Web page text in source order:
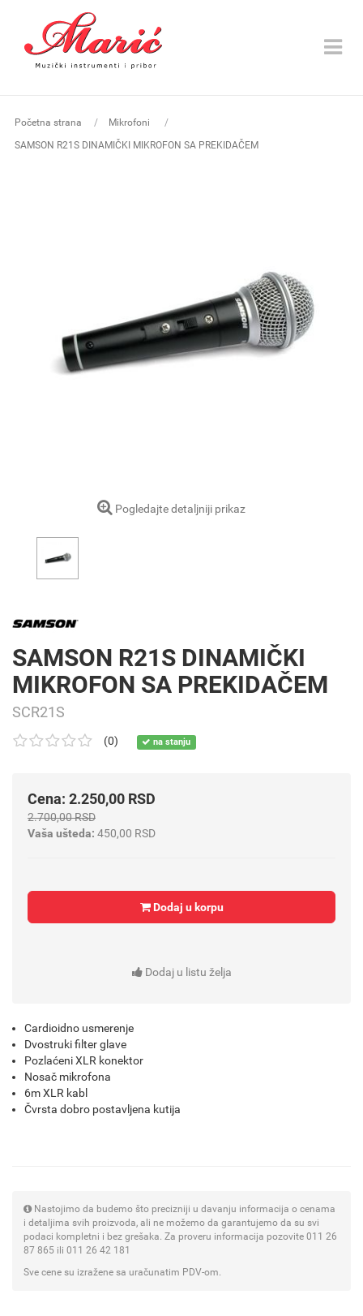
Toggle
Početna strana
Mikrofoni
SAMSON R21S DINAMIČKI MIKROFON SA PREKIDAČEM
Pogledajte detaljniji prikaz
SAMSON R21S DINAMIČKI
MIKROFON SA PREKIDAČEM
SCR21S
(0) na stanju
Cena: 2.250,00 RSD
2.700,00 RSD
Vaša ušteda: 450,00 RSD
Dodaj u korpu
Dodaj u listu želja
Cardioidno usmerenje
Dvostruki filter glave
Pozlaćeni XLR konektor
Nosač mikrofona
6m XLR kabl
Čvrsta dobro postavljena kutija
Nastojimo da budemo što precizniji u davanju informacija o cenama
i detaljima svih proizvoda, ali ne možemo da garantujemo da su svi
podaci kompletni i bez grešaka. Za proveru informacija pozovite 011 26
87 865 ili 011 26 42 181
Sve cene su izražene sa uračunatim PDV-om.